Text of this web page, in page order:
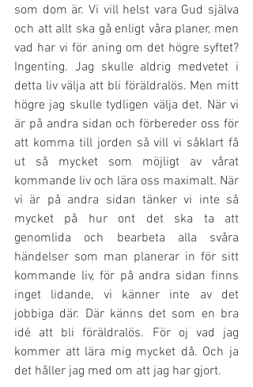
som dom är. Vi vill helst vara Gud själva
och att allt ska gå enligt våra planer, men
vad har vi för aning om det högre syftet?
Ingenting. Jag skulle aldrig medvetet i
detta liv välja att bli föräldralös. Men mitt
högre jag skulle tydligen välja det. När vi
är på andra sidan och förbereder oss för
att komma till jorden så vill vi såklart få
ut så mycket som möjligt av vårat
kommande liv och lära oss maximalt. När
vi är på andra sidan tänker vi inte så
mycket på hur ont det ska ta att
genomlida och bearbeta alla svåra
händelser som man planerar in för sitt
kommande liv, för på andra sidan finns
inget lidande, vi känner inte av det
jobbiga där. Där känns det som en bra
idé att bli föräldralös. För oj vad jag
kommer att lära mig mycket då. Och ja
det håller jag med om att jag har gjort.